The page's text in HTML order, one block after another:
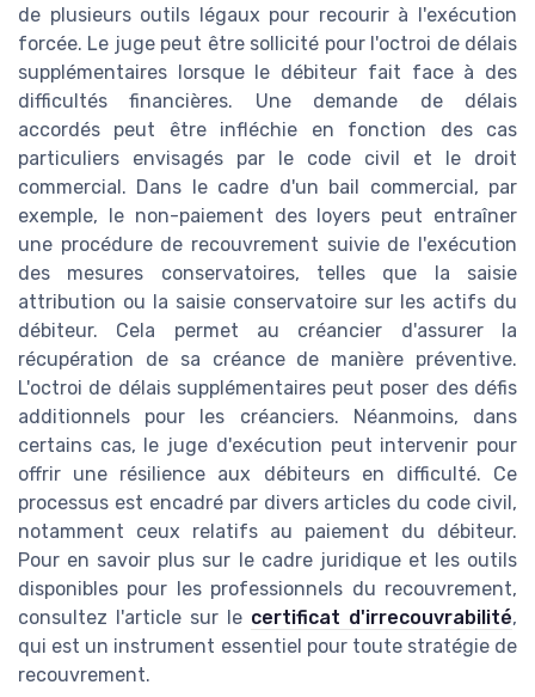
de plusieurs outils légaux pour recourir à l'exécution
forcée. Le juge peut être sollicité pour l'octroi de délais
supplémentaires lorsque le débiteur fait face à des
difficultés financières. Une demande de délais
accordés peut être infléchie en fonction des cas
particuliers envisagés par le code civil et le droit
commercial. Dans le cadre d'un bail commercial, par
exemple, le non-paiement des loyers peut entraîner
une procédure de recouvrement suivie de l'exécution
des mesures conservatoires, telles que la saisie
attribution ou la saisie conservatoire sur les actifs du
débiteur. Cela permet au créancier d'assurer la
récupération de sa créance de manière préventive.
L'octroi de délais supplémentaires peut poser des défis
additionnels pour les créanciers. Néanmoins, dans
certains cas, le juge d'exécution peut intervenir pour
offrir une résilience aux débiteurs en difficulté. Ce
processus est encadré par divers articles du code civil,
notamment ceux relatifs au paiement du débiteur.
Pour en savoir plus sur le cadre juridique et les outils
disponibles pour les professionnels du recouvrement,
consultez l'article sur le certificat d'irrecouvrabilité,
qui est un instrument essentiel pour toute stratégie de
recouvrement.